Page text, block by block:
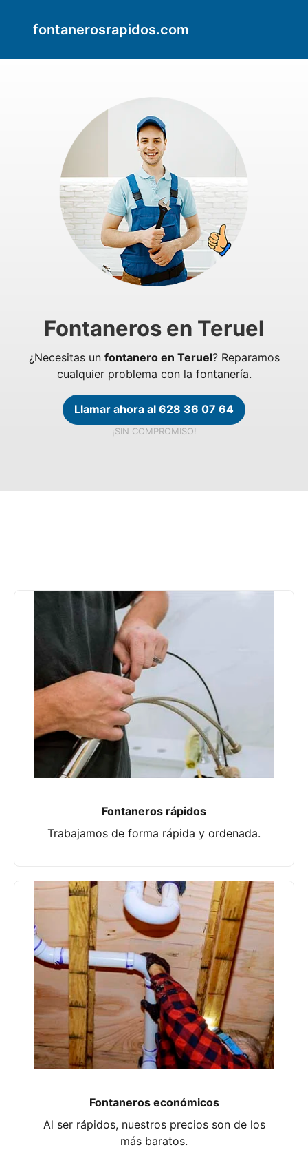
fontanerosrapidos.com
Fontaneros en Teruel
¿Necesitas un fontanero en Teruel? Reparamos
cualquier problema con la fontanería.
Llamar ahora al 628 36 07 64
¡SIN COMPROMISO!
Fontaneros rápidos
Trabajamos de forma rápida y ordenada.
Fontaneros económicos
Al ser rápidos, nuestros precios son de los
más baratos.